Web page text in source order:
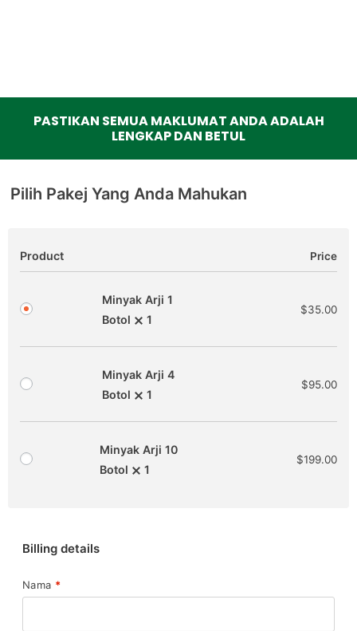
PASTIKAN SEMUA MAKLUMAT ANDA ADALAH
LENGKAP DAN BETUL
Pilih Pakej Yang Anda Mahukan
Product Price
Minyak Arji 1
Botol
1
$35.00
Minyak Arji 4
Botol
1
$95.00
Minyak Arji 10
Botol
1
$199.00
Billing details
Nama *